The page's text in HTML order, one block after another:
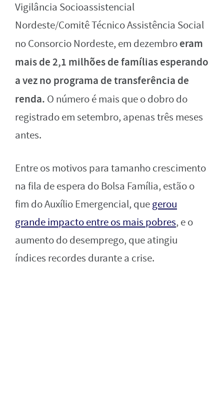
Vigilância Socioassistencial
Nordeste/Comitê Técnico Assistência Social
no Consorcio Nordeste, em dezembroeram
mais de 2,1 milhões de famílias esperando
a vez no programa de transferência de
renda. O número é mais que o dobro do
registrado em setembro, apenas três meses
antes.
Entre os motivos para tamanho crescimento
na fila de espera do Bolsa Família, estão o
fim do Auxílio Emergencial, quegerou
grande impacto entre os mais pobres, e o
aumento do desemprego, que atingiu
índices recordes durante a crise.